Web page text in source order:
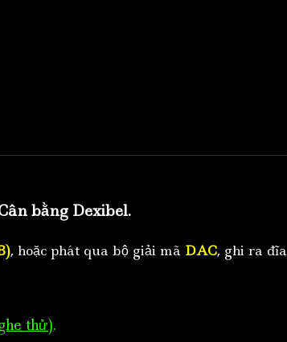
bằng Dexibel.
, hoặc phát qua bộ giải mã DAC, ghi ra đĩa
thử).